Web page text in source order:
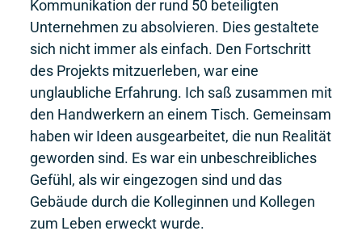
Kommunikation der rund 50 beteiligten
Unternehmen zu absolvieren. Dies gestaltete
sich nicht immer als einfach. Den Fortschritt
des Projekts mitzuerleben, war eine
unglaubliche Erfahrung. Ich saß zusammen mit
den Handwerkern an einem Tisch. Gemeinsam
haben wir Ideen ausgearbeitet, die nun Realität
geworden sind. Es war ein unbeschreibliches
Gefühl, als wir eingezogen sind und das
Gebäude durch die Kolleginnen und Kollegen
zum Leben erweckt wurde.